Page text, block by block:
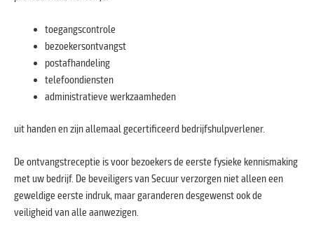
toegangscontrole
bezoekersontvangst
postafhandeling
telefoondiensten
administratieve werkzaamheden
uit handen en zijn allemaal gecertificeerd bedrijfshulpverlener.
De ontvangstreceptie is voor bezoekers de eerste fysieke kennismaking
met uw bedrijf. De beveiligers van Secuur verzorgen niet alleen een
geweldige eerste indruk, maar garanderen desgewenst ook de
veiligheid van alle aanwezigen.